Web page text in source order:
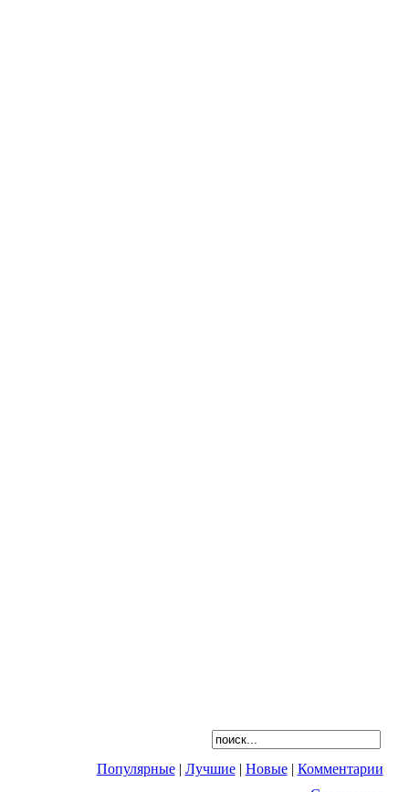
Популярные| Лучшие| Новые| Комментарии